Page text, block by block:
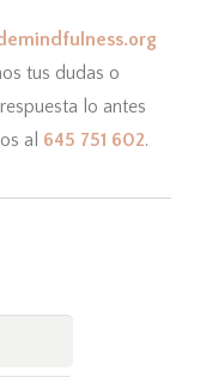
tus dudas o
lo antes
al 645 751 602.